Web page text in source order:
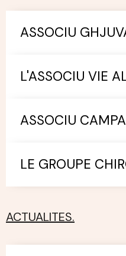
ASSOCIU
L'ASSOCIU VIE
ASSOCIU
LE GROUPE
ACTUALITES.